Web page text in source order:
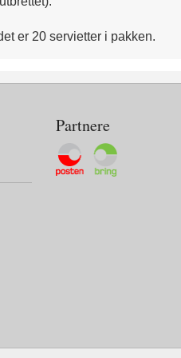
er 20 servietter i pakken.
Partnere